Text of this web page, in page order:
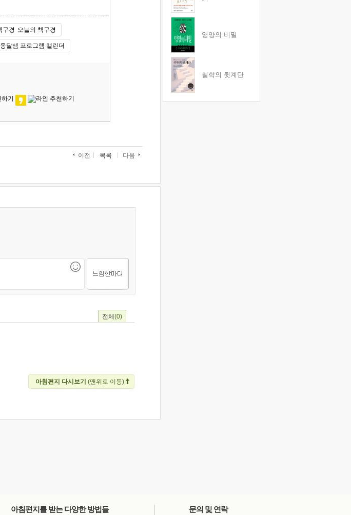
오늘의 책구경
옹달샘 프로그램 캘린더
이전 목록 다음
전체 (0)
아침편지 다시보기 (맨위로 이동)
영양의 비밀
철학의 뒷계단
아침편지를 받는 다양한 방법들 문의 및 연락